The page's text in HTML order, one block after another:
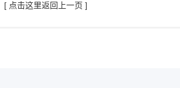
[ 点击这里返回上一页 ]